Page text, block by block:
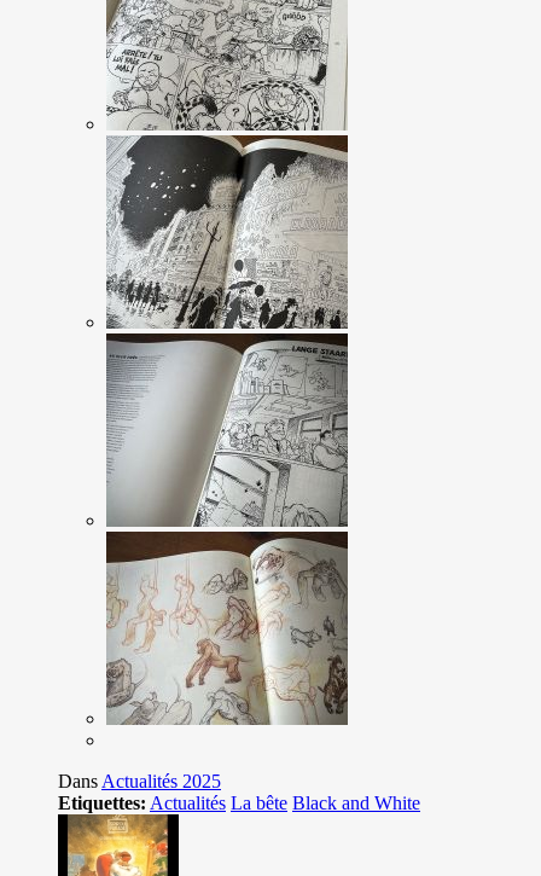
Dans Actualités 2025
Etiquettes: Actualités La bête Black and White